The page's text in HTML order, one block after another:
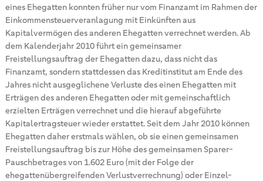
eines Ehegatten konnten früher nur vom Finanzamt im Rahmen der
Einkommensteuerveranlagung mit Einkünften aus
Kapitalvermögen des anderen Ehegatten verrechnet werden. Ab
dem Kalenderjahr 2010 führt ein gemeinsamer
Freistellungsauftrag der Ehegatten dazu, dass nicht das
Finanzamt, sondern stattdessen das Kreditinstitut am Ende des
Jahres nicht ausgeglichene Verluste des einen Ehegatten mit
Erträgen des anderen Ehegatten oder mit gemeinschaftlich
erzielten Erträgen verrechnet und die hierauf abgeführte
Kapitalertragsteuer wieder erstattet. Seit dem Jahr 2010 können
Ehegatten daher erstmals wählen, ob sie einen gemeinsamen
Freistellungsauftrag bis zur Höhe des gemeinsamen Sparer-
Pauschbetrages von 1.602 Euro (mit der Folge der
ehegattenübergreifenden Verlustverrechnung) oder Einzel-